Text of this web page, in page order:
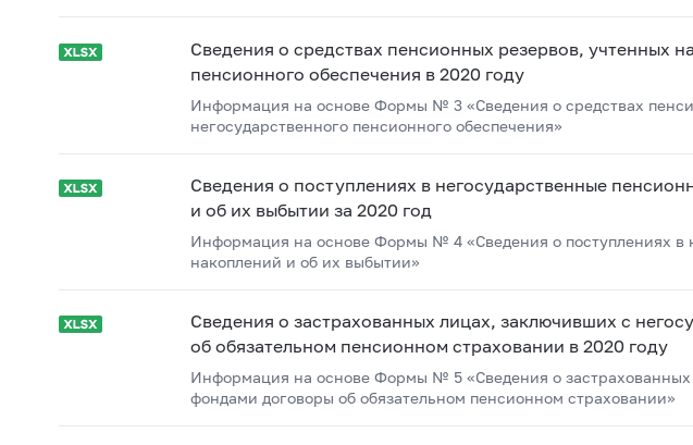
Сведения о средствах пенсионных резервов, учтенных
пенсионного обеспечения в 2020 году
Информация на основе Формы № 3 «Сведения о средствах
негосударственного пенсионного обеспечения»
Сведения о поступлениях в негосударственные
и об их выбытии за 2020 год
Информация на основе Формы № 4 «Сведения о поступлениях в
накоплений и об их выбытии»
Сведения о застрахованных лицах, заключивших с
об обязательном пенсионном страховании в 2020 году
Информация на основе Формы № 5 «Сведения о
фондами договоры об обязательном пенсионном страховании»